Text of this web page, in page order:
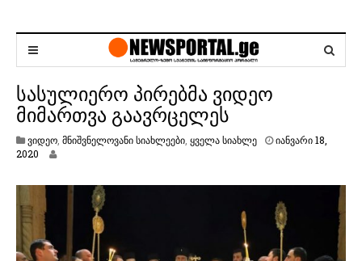
სასულიერო პირებმა ვიდეო
მიმართვა გაავრცელეს
ვიდეო მნიშვნელოვანი სიახლეები ყველა სიახლე
იანვარი 18,
2020
რ
1